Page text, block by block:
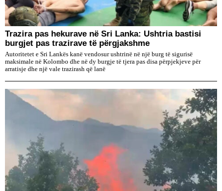
Trazira pas hekurave në Sri Lanka: Ushtria bastisi
burgjet pas trazirave të përgjakshme
Autoritetet e Sri Lankës kanë vendosur ushtrinë në një burg të sigurisë
maksimale në Kolombo dhe në dy burgje të tjera pas disa përpjekjeve për
arratisje dhe një vale trazirash që lanë